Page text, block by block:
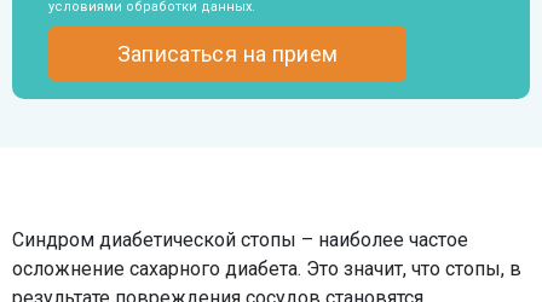
условиями обработки данных.
Синдром диабетической стопы – наиболее частое
осложнение сахарного диабета. Это значит, что стопы, в